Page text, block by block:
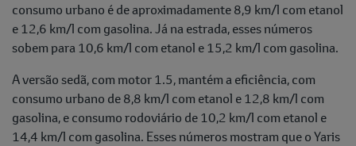
consumo urbano é de aproximadamente 8,9 km/l com etanol
e 12,6 km/l com gasolina. Já na estrada, esses números
sobem para 10,6 km/l com etanol e 15,2 km/l com gasolina.
A versão sedã, com motor 1.5, mantém a eficiência, com
consumo urbano de 8,8 km/l com etanol e 12,8 km/l com
gasolina, e consumo rodoviário de 10,2 km/l com etanol e
14,4 km/l com gasolina. Esses números mostram que o Yaris